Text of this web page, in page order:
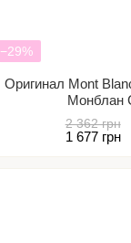
−29%
Оригинал Mont
Монблан
2 362 грн
1 677 грн